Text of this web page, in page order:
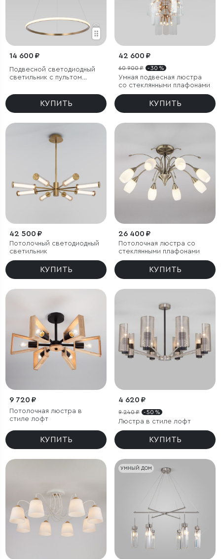
14 600 ₽
Подвесной светодиодный
светильник с пультом
КУПИТЬ
42 600 ₽
60 900 ₽ - 30 %
Умная подвесная люстра
со стеклянными плафонами
КУПИТЬ
42 500 ₽
Потолочный светодиодный
светильник
КУПИТЬ
26 400 ₽
Потолочная люстра со
стеклянными плафонами
КУПИТЬ
9 720 ₽
Потолочная люстра в
стиле лофт
КУПИТЬ
4 620 ₽
9 240 ₽ - 50 %
Люстра в стиле лофт
КУПИТЬ
УМНЫЙ ДОМ